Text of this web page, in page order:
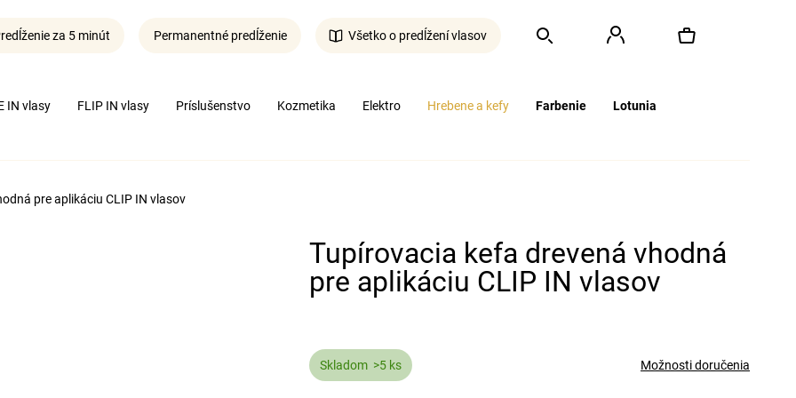
IN vlasy FLIP IN vlasy Príslušenstvo Kozmetika Elektro Hrebene a kefy Farbenie Lotunia
za 5 minút Permanentné predĺženie Všetko o predĺžení vlasov
Hľadať Prihlásenie
pre aplikáciu CLIP IN vlasov
Tupírovacia kefa drevená vhodná
pre aplikáciu CLIP IN vlasov
Skladom >5 ks Možnosti doručenia
Čo potrebujete nájsť?